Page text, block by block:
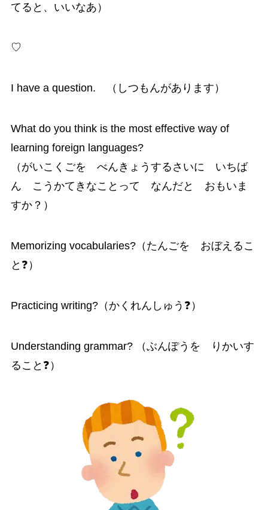
てると、いいなあ）
♡
I have a question. （しつもんがあります）
What do you think is the most effective way of
learning foreign languages?
（がいこくごを べんきょうするさいに いちば
ん こうかてきなことって なんだと おもいま
すか？）
Memorizing vocabularies?（たんごを おぼえるこ
と❓）
Practicing writing?（かくれんしゅう❓）
Understanding grammar? （ぶんぽうを りかいす
ること❓）